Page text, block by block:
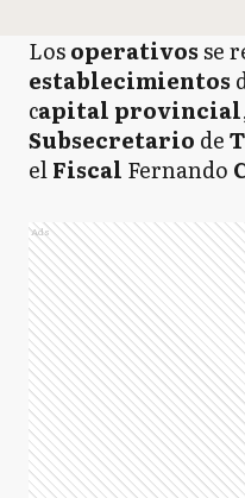
Losoperativosse
establecimientos
capital provincial
Subsecretario de
elFiscal Fernando
Ads